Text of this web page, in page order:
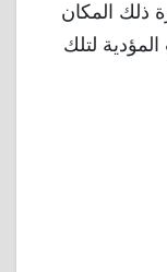
ذلك المكان
لتلك